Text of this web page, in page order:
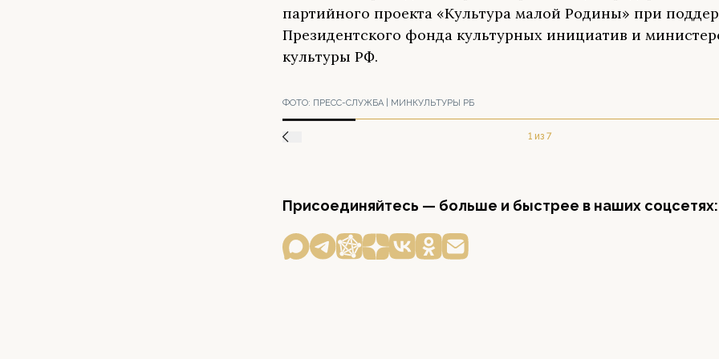
партийного проекта «Культура малой Родины» при
Президентского фонда культурных инициатив и
культуры РФ.
ФОТО: ПРЕСС-СЛУЖБА | МИНКУЛЬТУРЫ РБ
1 из 7
Присоединяйтесь — больше и быстрее в наших соцсетях: